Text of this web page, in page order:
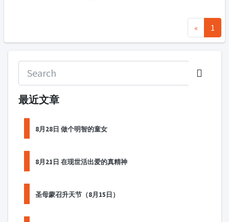
« 1
最近文章
8月28日 做个明智的童女
8月21日 在现世活出爱的真精神
圣母蒙召升天节（8月15日）